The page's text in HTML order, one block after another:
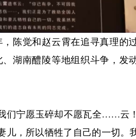
陈觉和赵云霄在追寻真理的
湖南醴陵等地组织斗争，发
宁愿玉碎却不愿瓦全……云
儿，所以牺牲了自己的一切。